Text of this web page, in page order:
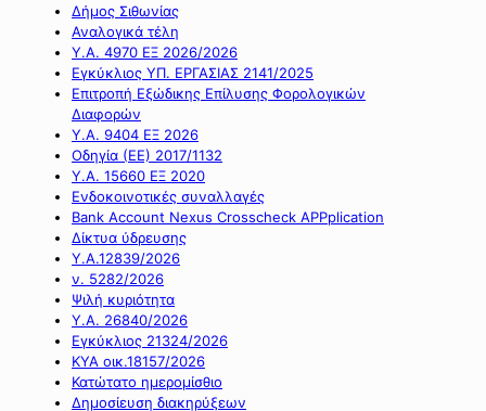
Δήμος Σιθωνίας
Αναλογικά τέλη
Υ.Α. 4970 ΕΞ 2026/2026
Εγκύκλιος ΥΠ. ΕΡΓΑΣΙΑΣ 2141/2025
Επιτροπή Εξώδικης Επίλυσης Φορολογικών
Διαφορών
Υ.Α. 9404 ΕΞ 2026
Οδηγία (ΕΕ) 2017/1132
Υ.Α. 15660 ΕΞ 2020
Ενδοκοινοτικές συναλλαγές
Bank Account Nexus Crosscheck APPplication
Δίκτυα ύδρευσης
Υ.Α.12839/2026
ν. 5282/2026
Ψιλή κυριότητα
Υ.Α. 26840/2026
Εγκύκλιος 21324/2026
ΚΥΑ οικ.18157/2026
Κατώτατο ημερομίσθιο
Δημοσίευση διακηρύξεων